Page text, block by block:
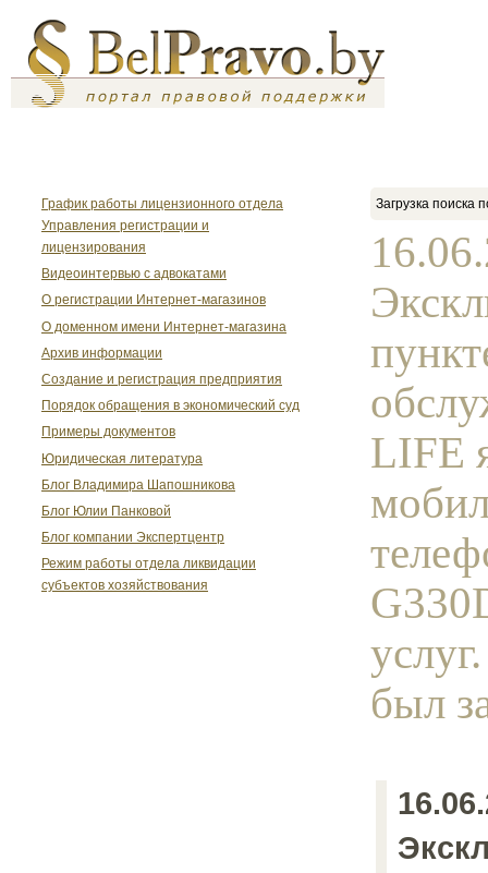
График работы лицензионного отдела
Управления регистрации и
лицензирования
Видеоинтервью с адвокатами
О регистрации Интернет-магазинов
О доменном имени Интернет-магазина
Архив информации
Создание и регистрация предприятия
Порядок обращения в экономический суд
Примеры документов
Юридическая литература
Блог Владимира Шапошникова
Блог Юлии Панковой
Блог компании Экспертцентр
Режим работы отдела ликвидации
субъектов хозяйствования
Загрузка поиска
LIFE
был